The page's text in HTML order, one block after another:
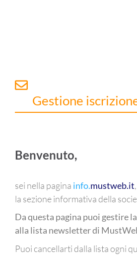
Gestione
Benvenuto,
sei nella pagina info.mustweb.it,
la sezione informativa della
Da questa pagina puoi gestire
alla lista newsletter di
Puoi cancellarti dalla lista ogni